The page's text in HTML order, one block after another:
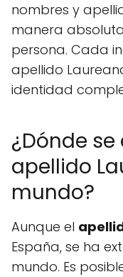
nombres y
manera
persona. Cada
apellido
identidad
¿Dónde
apellido
mundo?
Aunque el
España, se ha
mundo. Es